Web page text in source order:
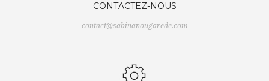
CONTACTEZ-NOUS
contact@sabinanougarede.com